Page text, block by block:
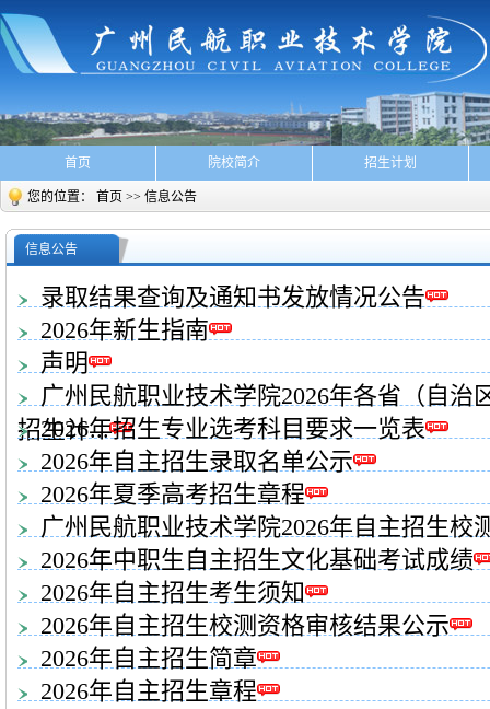
首页 院校简介 招生计划
您的位置： 首页 >> 信息公告
信息公告
录取结果查询及通知书发放情况公告
2026年新生指南
声明
广州民航职业技术学院2026年各省（自治
招生计...
2026年招生专业选考科目要求一览表
2026年自主招生录取名单公示
2026年夏季高考招生章程
广州民航职业技术学院2026年自主招生校
2026年中职生自主招生文化基础考试成绩
2026年自主招生考生须知
2026年自主招生校测资格审核结果公示
2026年自主招生简章
2026年自主招生章程